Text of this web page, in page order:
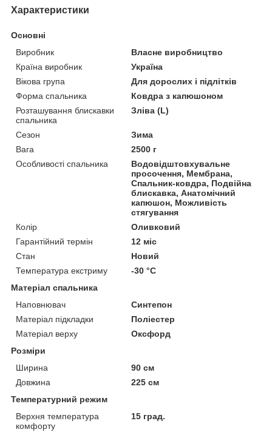
Характеристики
Основні
Виробник
Власне виробництво
Країна виробник
Україна
Вікова група
Для дорослих і підлітків
Форма спальника
Ковдра з капюшоном
Розташування блискавки
спальника
Зліва (L)
Сезон
Зима
Вага
2500 г
Особливості спальника
Водовідштовхувальне
просочення, Мембрана,
Спальник-ковдра, Подвійна
блискавка, Анатомічний
капюшон, Можливість
стягування
Колір
Оливковий
Гарантійний термін
12 міс
Стан
Новий
Температура екстриму
-30 °С
Матеріал спальника
Наповнювач
Синтепон
Матеріал підкладки
Поліестер
Матеріал верху
Оксфорд
Розміри
Ширина
90 см
Довжина
225 см
Температурний режим
Верхня температура
комфорту
15 град.